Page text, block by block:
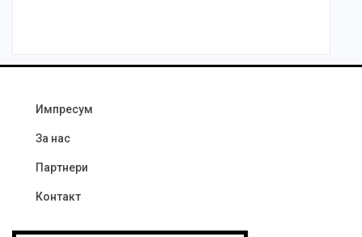
Импресум
За нас
Партнери
Контакт